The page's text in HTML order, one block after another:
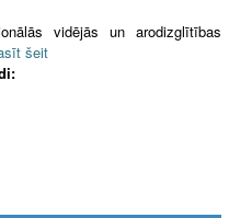
vidējās un arodizglītības
šeit